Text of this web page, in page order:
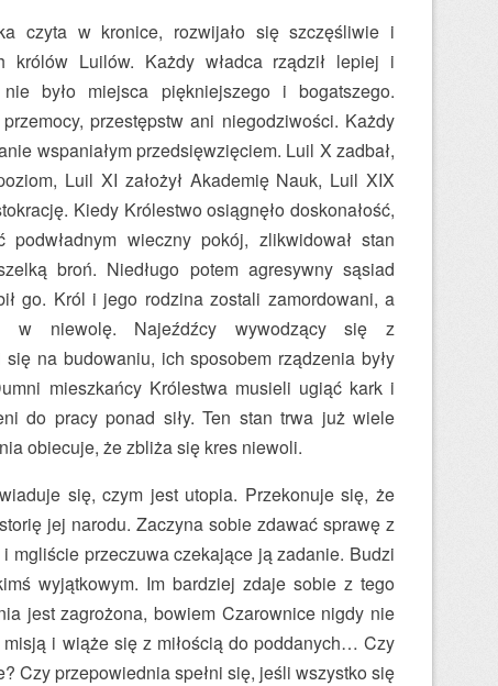
czyta w kronice, rozwijało się szczęśliwie i
królów Luilów. Każdy władca rządził lepiej i
było miejsca piękniejszego i bogatszego.
przestępstw ani niegodziwości. Każdy
wspaniałym przedsięwzięciem. Luil X zadbał,
Luil XI założył Akademię Nauk, Luil XIX
Kiedy Królestwo osiągnęło doskonałość,
podwładnym wieczny pokój, zlikwidował stan
broń. Niedługo potem agresywny sąsiad
go. Król i jego rodzina zostali zamordowani, a
w niewolę. Najeźdźcy wywodzący się z
na budowaniu, ich sposobem rządzenia były
mieszkańcy Królestwa musieli ugiąć kark i
do pracy ponad siły. Ten stan trwa już wiele
obiecuje, że zbliża się kres niewoli.
się, czym jest utopia. Przekonuje się, że
jej narodu. Zaczyna sobie zdawać sprawę z
mgliście przeczuwa czekające ją zadanie. Budzi
wyjątkowym. Im bardziej zdaje sobie z tego
jest zagrożona, bowiem Czarownice nigdy nie
misją i wiąże się z miłością do poddanych… Czy
Czy przepowiednia spełni się, jeśli wszystko się